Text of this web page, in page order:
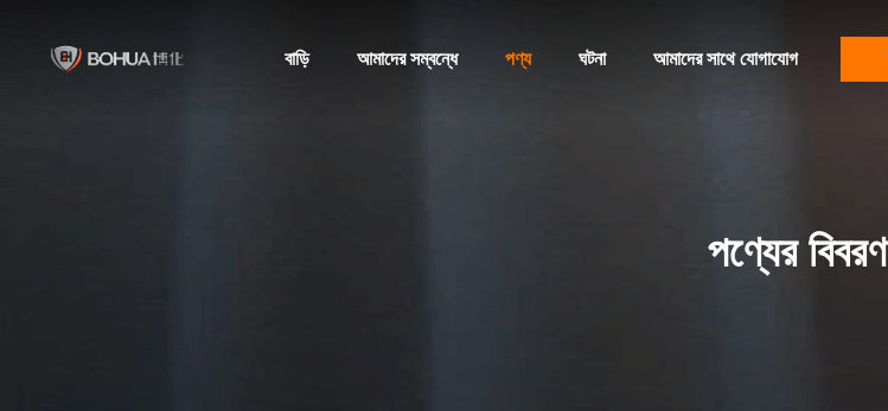
বাড়ি আমাদের সম্বন্ধে পণ্য ঘটনা আমাদের সাথে যোগাযোগ
পণ্যের বিবরণ